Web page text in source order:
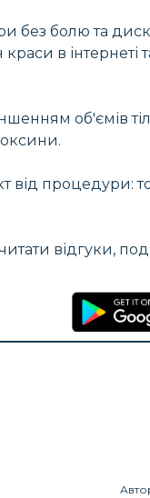
без болю та
в інтернеті
об'ємів
процедури:
відгуки,